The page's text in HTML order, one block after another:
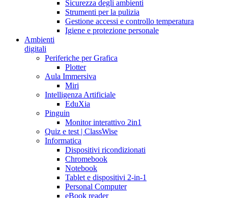
Sicurezza degli ambienti
Strumenti per la pulizia
Gestione accessi e controllo temperatura
Igiene e protezione personale
Ambienti
digitali
Periferiche per Grafica
Plotter
Aula Immersiva
Miri
Intelligenza Artificiale
EduXia
Pinguin
Monitor interattivo 2in1
Quiz e test | ClassWise
Informatica
Dispositivi ricondizionati
Chromebook
Notebook
Tablet e dispositivi 2-in-1
Personal Computer
eBook reader